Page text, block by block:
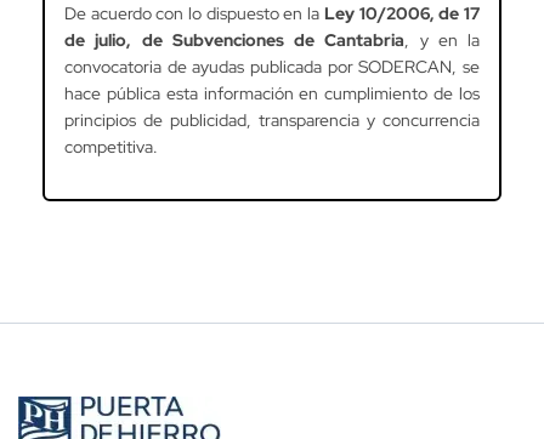
De acuerdo con lo dispuesto en la Ley 10/2006, de 17
de julio, de Subvenciones de Cantabria , y en la
convocatoria de ayudas publicada por SODERCAN, se
hace pública esta información en cumplimiento de los
principios de publicidad, transparencia y concurrencia
competitiva.